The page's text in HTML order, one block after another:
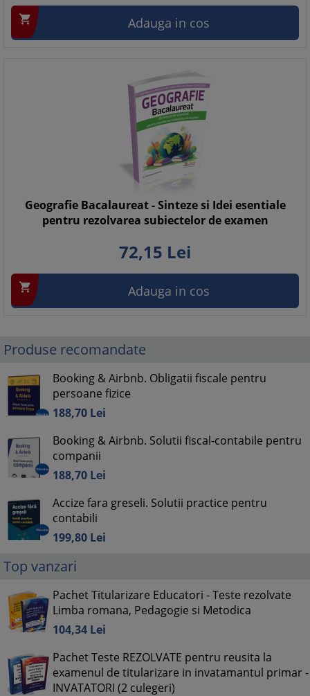
 Adauga in cos
Geografie Bacalaureat - Sinteze si Idei esentiale
pentru rezolvarea subiectelor de examen
72,15 Lei
 Adauga in cos
Produse recomandate
Booking & Airbnb. Obligatii fiscale pentru
persoane fizice
188,70 Lei
Booking & Airbnb. Solutii fiscal-contabile pentru
companii
188,70 Lei
Accize fara greseli. Solutii practice pentru
contabili
199,80 Lei
Top vanzari
Pachet Titularizare Educatori - Teste rezolvate
Limba romana, Pedagogie si Metodica
104,34 Lei
Pachet Teste REZOLVATE pentru reusita la
examenul de titularizare in invatamantul primar -
INVATATORI (2 culegeri)